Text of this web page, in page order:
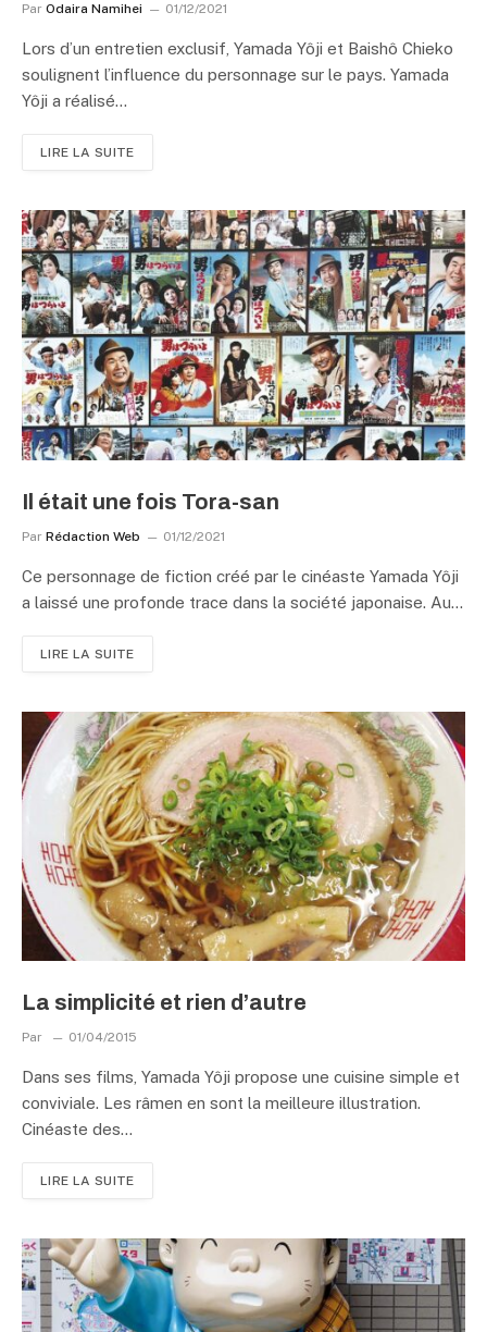
Par Odaira Namihei 01/12/2021
Lors d’un entretien exclusif, Yamada Yôji et Baishô Chieko
soulignent l’influence du personnage sur le pays. Yamada
Yôji a réalisé…
LIRE LA SUITE
Il était une fois Tora-san
Par Rédaction Web 01/12/2021
Ce personnage de fiction créé par le cinéaste Yamada Yôji
a laissé une profonde trace dans la société japonaise. Au…
LIRE LA SUITE
La simplicité et rien d’autre
Par 01/04/2015
Dans ses films, Yamada Yôji propose une cuisine simple et
conviviale. Les râmen en sont la meilleure illustration.
Cinéaste des…
LIRE LA SUITE